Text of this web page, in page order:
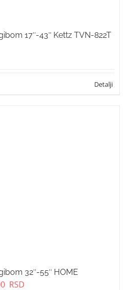
17″-43″ Kettz TVN-822T
32″-55″ HOME
RSD